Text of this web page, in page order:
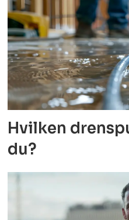
Hvilken
du?